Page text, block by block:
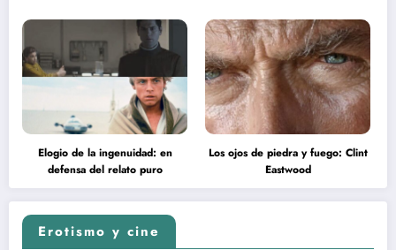
Elogio de la ingenuidad: en
defensa del relato puro
Los ojos de piedra y fuego: Clint
Eastwood
Erotismo y cine